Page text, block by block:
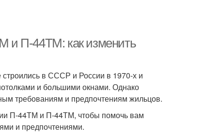
и П-44ТМ: как изменить
в СССР и России в 1970-х и
и большими окнами. Однако
требованиям и предпочтениям жильцов.
П-44ТМ и П-44ТМ, чтобы помочь вам
и предпочтениями.